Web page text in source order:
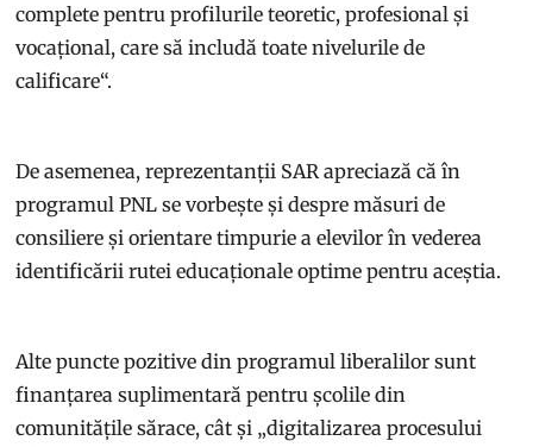
complete pentru profilurile teoretic, profesional și
vocațional, care să includă toate nivelurile de
calificare“.
De asemenea, reprezentanții SAR apreciază că în
programul PNL se vorbește și despre măsuri de
consiliere și orientare timpurie a elevilor în vederea
identificării rutei educaționale optime pentru aceștia.
Alte puncte pozitive din programul liberalilor sunt
finanțarea suplimentară pentru școlile din
comunitățile sărace, cât și „digitalizarea procesului